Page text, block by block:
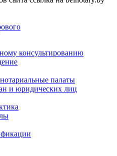
консультированию
палаты
и юридических лиц